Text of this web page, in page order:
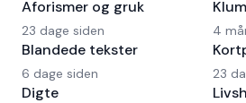
Aforismer og gruk
23 dage siden
Blandede tekster
6 dage siden
Digte
4
23